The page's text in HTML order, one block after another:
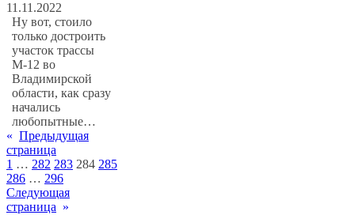
11.11.2022
Ну вот, стоило
только достроить
участок трассы
М-12 во
Владимирской
области, как сразу
начались
любопытные…
« Предыдущая
страница
1 … 282 283 284 285
286 … 296
Следующая
страница »